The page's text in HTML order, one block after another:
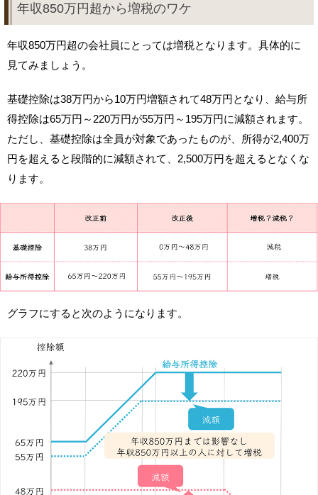
年収850万円超から増税のワケ
年収850万円超の会社員にとっては増税となります。具体的に
見てみましょう。
基礎控除は38万円から10万円増額されて48万円となり、給与所
得控除は65万円～220万円が55万円～195万円に減額されます。
ただし、基礎控除は全員が対象であったものが、所得が2,400万
円を超えると段階的に減額されて、2,500万円を超えるとなくな
ります。
グラフにすると次のようになります。